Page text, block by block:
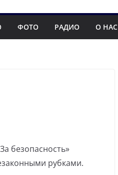
ФОТО РАДИО О НАС
безопасность»
рубками.